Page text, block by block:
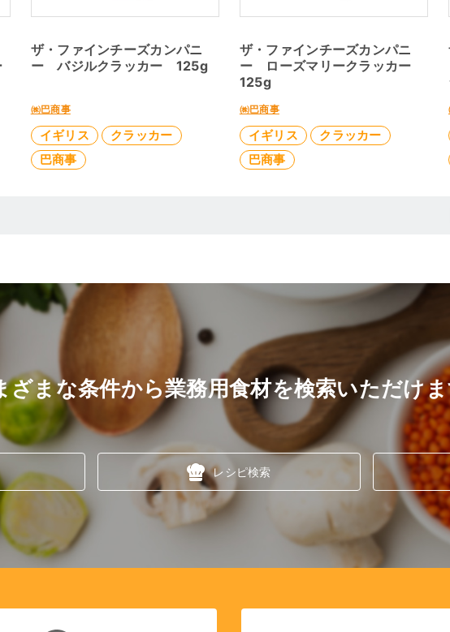
ザ・ファインチーズカンパニ
ー バジルクラッカー 125g
㈱巴商事
イギリス
クラッカー
巴商事
ザ・ファインチーズカンパニ
ー ローズマリークラッカー
125g
㈱巴商事
イギリス
クラッカー
巴商事
ざまな条件から業務用食材を検索いただけ
レシピ検索